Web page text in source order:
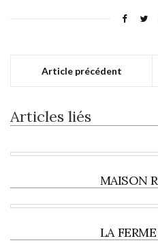
Article précédent
Articles liés
MAISON
LA